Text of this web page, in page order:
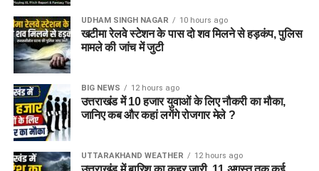
UDHAM SINGH NAGAR 10 hours ago
खटीमा रेलवे स्टेशन के पास दो शव मिलने से हड़कंप, पुलिस
मामले की जांच में जुटी
BIG NEWS 12 hours ago
उत्तराखंड में 10 हजार युवाओं के लिए नौकरी का मौका,
जानिए कब और कहां लगेंगे रोजगार मेले ?
UTTARAKHAND WEATHER 12 hours ago